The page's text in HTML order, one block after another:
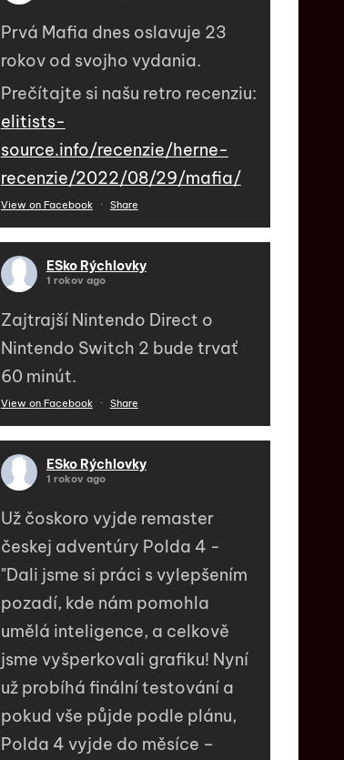
Prvá Mafia dnes oslavuje 23
rokov od svojho vydania.
Prečítajte si našu retro recenziu:
elitists-
source.info/recenzie/herne-
recenzie/2022/08/29/mafia/
View on Facebook · Share
ESko Rýchlovky
1 rokov ago
Zajtrajší Nintendo Direct o
Nintendo Switch 2 bude trvať
60 minút.
View on Facebook · Share
ESko Rýchlovky
1 rokov ago
Už čoskoro vyjde remaster
českej adventúry Polda 4 -
"Dali jsme si práci s vylepšením
pozadí, kde nám pomohla
umělá inteligence, a celkově
jsme vyšperkovali grafiku! Nyní
už probíhá finální testování a
pokud vše půjde podle plánu,
Polda 4 vyjde do měsíce –